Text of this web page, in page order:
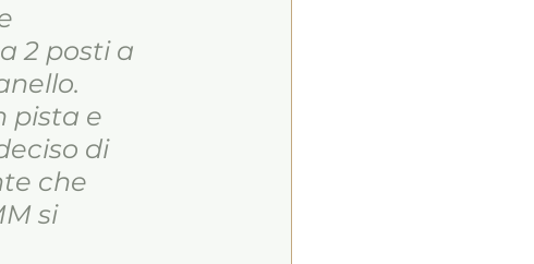
2 posti a
pista e
di
che
si